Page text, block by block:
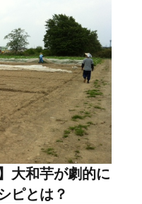
大和芋が劇的に
ピとは？